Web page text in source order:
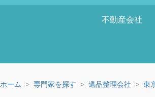
不動産会社
ホーム 専門家を探す 遺品整理会社 東